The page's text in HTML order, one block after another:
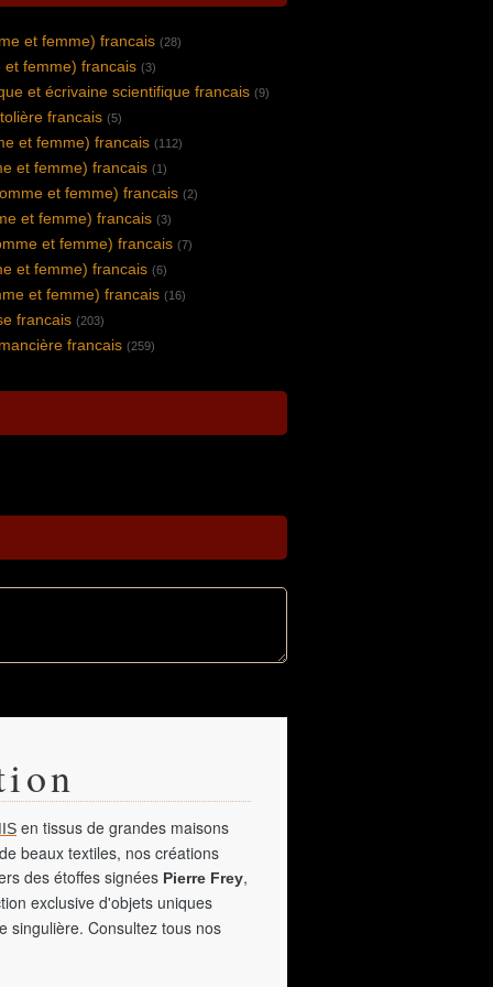
et femme) francais (28)
et femme) francais (3)
et écrivaine scientifique francais (9)
francais (5)
et femme) francais (112)
et femme) francais (1)
et femme) francais (2)
et femme) francais (3)
et femme) francais (7)
et femme) francais (6)
et femme) francais (16)
francais (203)
francais (259)
en tissus de grandes maisons
beaux textiles, nos créations
des étoffes signées Pierre Frey,
exclusive d'objets uniques
singulière. Consultez tous nos